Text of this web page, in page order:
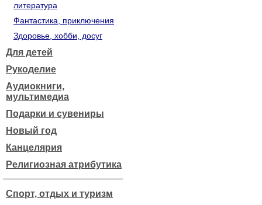
литература
Фантастика, приключения
Здоровье, хобби, досуг
Для детей
Рукоделие
Аудиокниги,
мультимедиа
Подарки и сувениры
Новый год
Канцелярия
Религиозная атрибутика
Спорт, отдых и туризм